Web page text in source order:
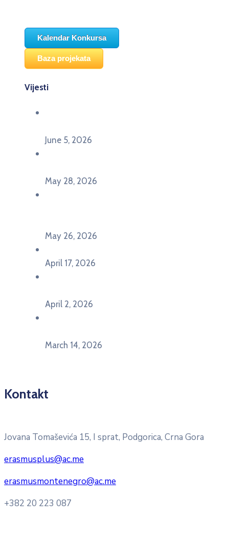
Kalendar Konkursa
Baza projekata
Vijesti
June 5, 2026
May 28, 2026
May 26, 2026
April 17, 2026
April 2, 2026
March 14, 2026
Kontakt
Jovana Tomaševića 15, I sprat, Podgorica, Crna Gora
erasmusplus@ac.me
erasmusmontenegro@ac.me
+382 20 223 087